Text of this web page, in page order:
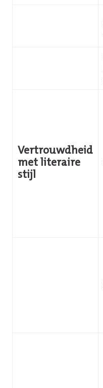
Vertrouwdheid
met literaire
stijl